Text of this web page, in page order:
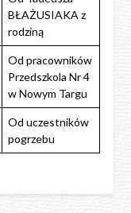
BŁAŻUSIAKA z
rodziną
Od pracowników
Przedszkola Nr 4
w Nowym Targu
Od uczestników
pogrzebu